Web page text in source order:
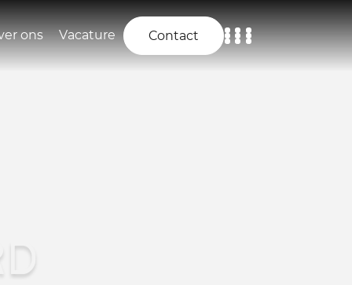
ons Vacature Contact